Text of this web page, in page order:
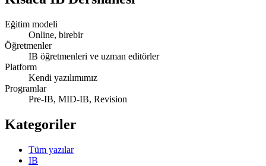
Eğitim modeli
Online, birebir
Öğretmenler
IB öğretmenleri ve uzman editörler
Platform
Kendi yazılımımız
Programlar
Pre-IB, MID-IB, Revision
Kategoriler
Tüm yazılar
IB